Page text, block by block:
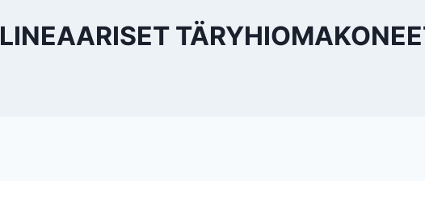
LINEAARISET